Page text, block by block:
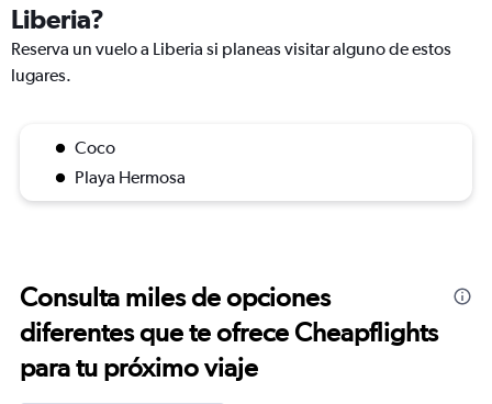
Liberia?
Reserva un vuelo a Liberia si planeas visitar alguno de estos
lugares.
Coco
Playa Hermosa
Consulta miles de opciones
diferentes que te ofrece Cheapflights
para tu próximo viaje